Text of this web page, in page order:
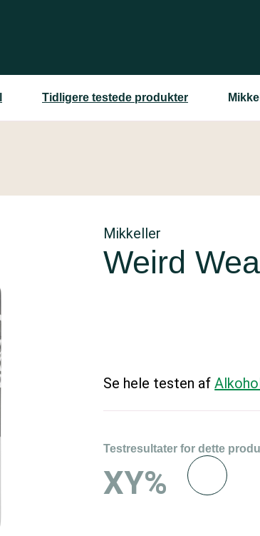
Tidligere testede produkter
Mikkeller
Weird
Se hele testen af
Testresultater for dette
XY%